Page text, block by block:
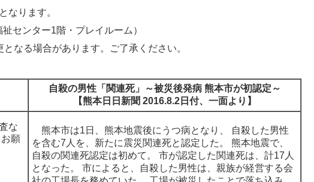
なります。
センター1階・プレイルーム）
なる場合があります。ご了承ください。
自殺の男性「関連死」～被災後発病 熊本市が初認定～
【熊本日日新聞 2016.8.2日付、一面より】
な
願
熊本市は1日、熊本地震後にうつ病となり、 自殺した男性
を含む7人を、新たに震災関連死と認定した。 熊本地震で、
自殺の関連死認定は初めて。 市が認定した関連死は、計17人
となった。 市によると、自殺した男性は、親族が経営する会